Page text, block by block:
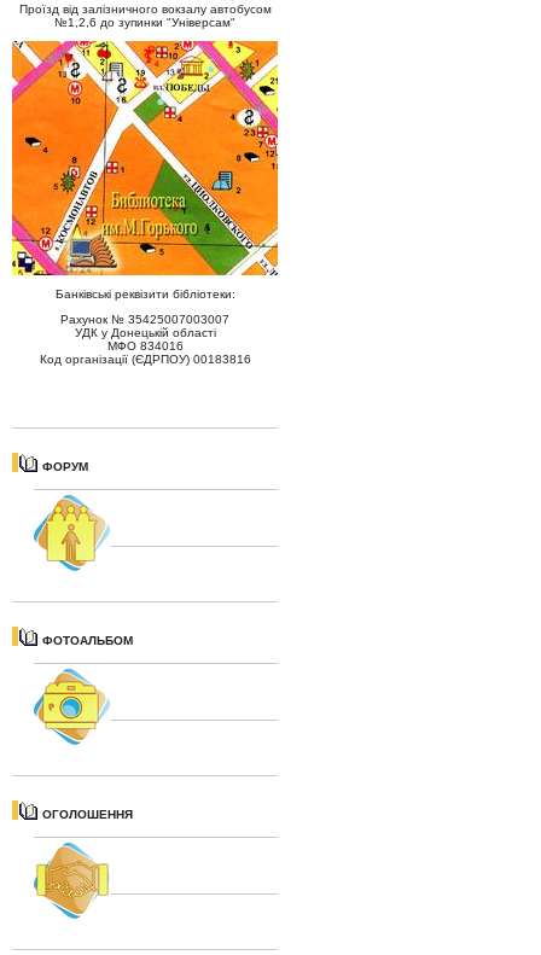
Проїзд від залізничного вокзалу автобусом
№1,2,6 до зупинки "Універсам"
Банківські реквізити бібліотеки:
Рахунок № 35425007003007
УДК у Донецькій області
МФО 834016
Код організації (ЄДРПОУ) 00183816
ФОРУМ
ФОТОАЛЬБОМ
ОГОЛОШЕННЯ